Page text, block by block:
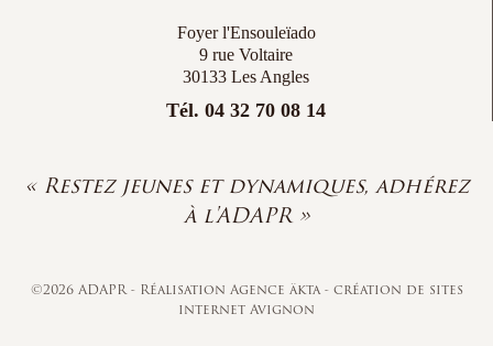
Foyer l'Ensouleïado
9 rue Voltaire
30133 Les Angles
Tél. 04 32 70 08 14
« Restez jeunes et dynamiques, adhérez
à l'ADAPR »
©2026 ADAPR - Réalisation Agence äkta- création de sites
internet Avignon